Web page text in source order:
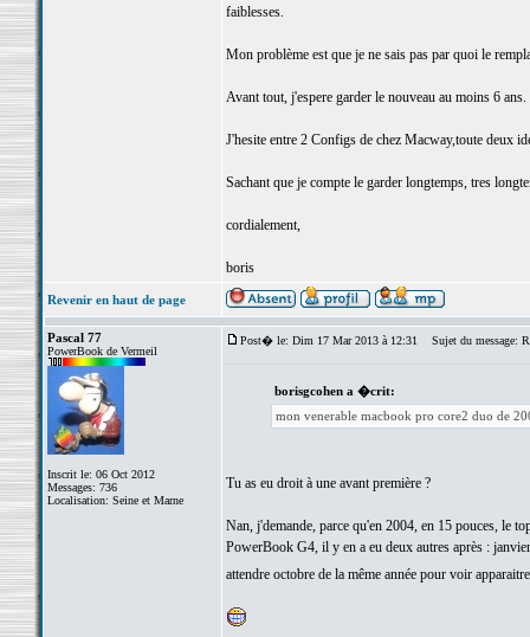
faiblesses.
Mon problème est que je ne sais pas par quoi le
Avant tout, j'espere garder le nouveau au moins 6
J'hesite entre 2 Configs de chez Macway,toute deux
Sachant que je compte le garder longtemps, tres
cordialement,
boris
Revenir en haut de page
Pascal 77
PowerBook de Vermeil
Inscrit le: 06 Oct 2012
Messages: 736
Localisation: Seine et Marne
Post� le: Dim 17 Mar 2013 à 12:31 Sujet du message:
borisgcohen a �crit:
mon venerable macbook pro core2 duo de
Tu as eu droit à une avant première ?
Nan, j'demande, parce qu'en 2004, en 15 pouces, le
PowerBook G4, il y en a eu deux autres après :
attendre octobre de la même année pour voir